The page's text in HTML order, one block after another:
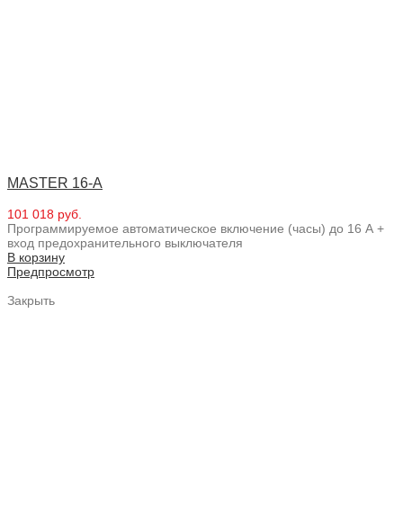
MASTER 16-A
101 018 руб.
Программируемое автоматическое включение (часы) до 16 А +
вход предохранительного выключателя
В корзину
Предпросмотр
Закрыть